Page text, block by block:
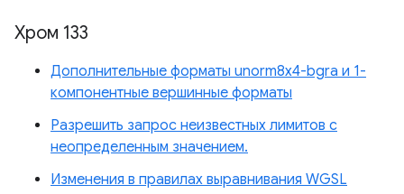
Хром 133
Дополнительные форматы unorm8x4-bgra и 1-
компонентные вершинные форматы
Разрешить запрос неизвестных лимитов с
неопределенным значением.
Изменения в правилах выравнивания WGSL